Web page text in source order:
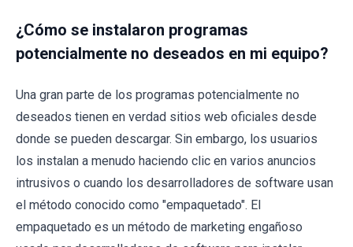
¿Cómo se instalaron programas
potencialmente no deseados en mi equipo?
Una gran parte de los programas potencialmente no
deseados tienen en verdad sitios web oficiales desde
donde se pueden descargar. Sin embargo, los usuarios
los instalan a menudo haciendo clic en varios anuncios
intrusivos o cuando los desarrolladores de software usan
el método conocido como "empaquetado". El
empaquetado es un método de marketing engañoso